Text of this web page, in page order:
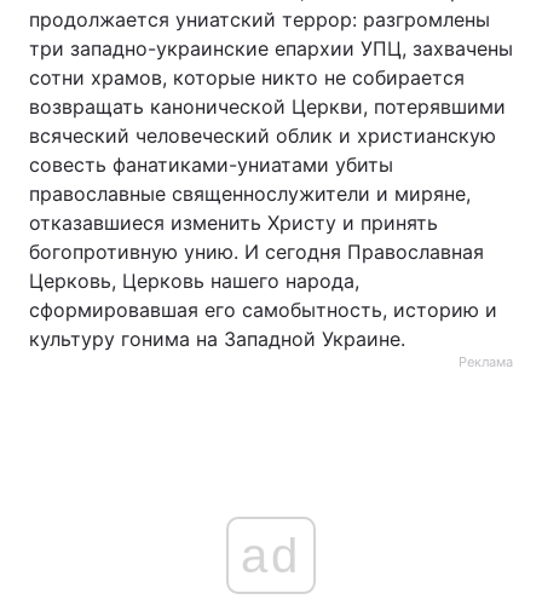
продолжается униатский террор: разгромлены
три западно-украинские епархии УПЦ, захвачены
сотни храмов, которые никто не собирается
возвращать канонической Церкви, потерявшими
всяческий человеческий облик и христианскую
совесть фанатиками-униатами убиты
православные священнослужители и миряне,
отказавшиеся изменить Христу и принять
богопротивную унию. И сегодня Православная
Церковь, Церковь нашего народа,
сформировавшая его самобытность, историю и
культуру гонима на Западной Украине.
Реклама
ad